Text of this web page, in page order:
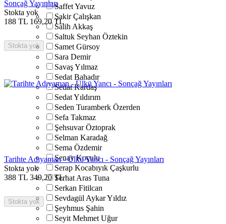
Saffet Yavuz
Şakir Çalışkan
Salih Akkaş
Saltuk Seyhan Öztekin
Samet Gürsoy
Sara Demir
Savaş Yılmaz
Sedat Bahadır
Sedat Kardaş
Sedat Yıldırım
Seden Turamberk Özerden
Sefa Takmaz
Şehsuvar Öztoprak
Selman Karadağ
Sema Özdemir
Şenay Koçulu
Serap Kocabıyık Çaşkurlu
Serhat Aras Tuna
Serkan Fitilcan
Sevdagül Aykar Yıldız
Şeyhmus Şahin
Seyit Mehmet Uğur
Sonçağ Yayınları
Stokta yok
188 TL 169,20 TL
Stokta yok
Tarihte Adıyaman - Ülkü Yancı - Sonçağ Yayınları
Stokta yok
388 TL 349,20 TL
Stokta yok